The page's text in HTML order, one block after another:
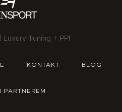
Luxury Tuning + PPF
KONTAKT BLOG
PARTNEREM